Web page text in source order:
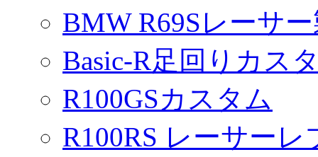
BMW R69Sレーサ
Basic-R足回りカス
R100GSカスタム
R100RS レーサー